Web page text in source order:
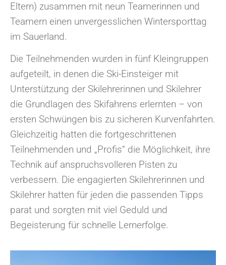
Eltern) zusammen mit neun Teamerinnen und
Teamern einen unvergesslichen Wintersporttag
im Sauerland.
Die Teilnehmenden wurden in fünf Kleingruppen
aufgeteilt, in denen die Ski-Einsteiger mit
Unterstützung der Skilehrerinnen und Skilehrer
die Grundlagen des Skifahrens erlernten – von
ersten Schwüngen bis zu sicheren Kurvenfahrten.
Gleichzeitig hatten die fortgeschrittenen
Teilnehmenden und „Profis“ die Möglichkeit, ihre
Technik auf anspruchsvolleren Pisten zu
verbessern. Die engagierten Skilehrerinnen und
Skilehrer hatten für jeden die passenden Tipps
parat und sorgten mit viel Geduld und
Begeisterung für schnelle Lernerfolge.